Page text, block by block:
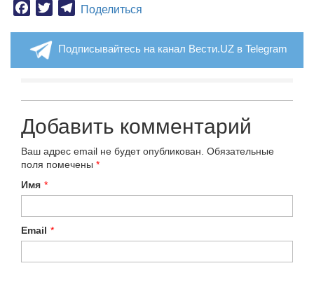
Facebook
TwitterTelegram
Поделиться
Подписывайтесь на канал Вести.UZ в Telegram
Добавить комментарий
Ваш адрес email не будет опубликован. Обязательные
поля помечены *
Имя *
Email *